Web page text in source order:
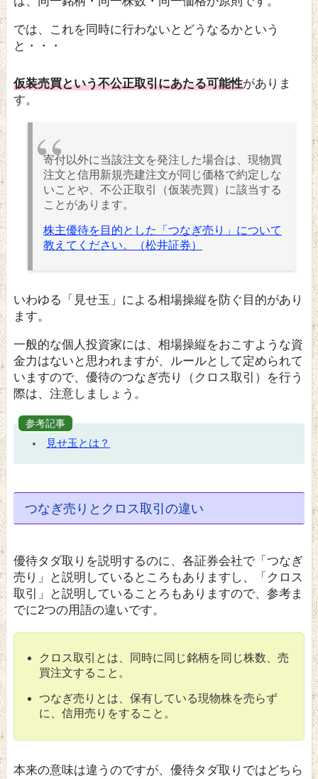
では、これを同時に行わないとどうなるかという
と・・・
仮装売買という不公正取引にあたる可能性がありま
す。
寄付以外に当該注文を発注した場合は、現物買
注文と信用新規売建注文が同じ価格で約定しな
いことや、不公正取引（仮装売買）に該当する
ことがあります。
株主優待を目的とした「つなぎ売り」について
教えてください。（松井証券）
いわゆる「見せ玉」による相場操縦を防ぐ目的があり
ます。
一般的な個人投資家には、相場操縦をおこすような資
金力はないと思われますが、ルールとして定められて
いますので、優待のつなぎ売り（クロス取引）を行う
際は、注意しましょう。
参考記事
見せ玉とは？
つなぎ売りとクロス取引の違い
優待タダ取りを説明するのに、各証券会社で「つなぎ
売り」と説明しているところもありますし、「クロス
取引」と説明していることろもありますので、参考ま
でに2つの用語の違いです。
クロス取引とは、同時に同じ銘柄を同じ株数、売
買注文すること。
つなぎ売りとは、保有している現物株を売らず
に、信用売りをすること。
本来の意味は違うのですが、優待タダ取りではどちら